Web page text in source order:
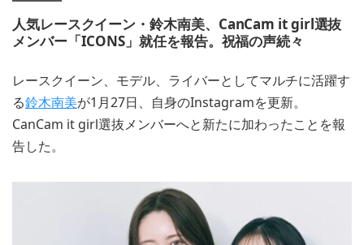
人気レースクイーン・鈴木南美、CanCam it girl選抜
メンバー「ICONS」就任を報告。祝福の声続々
レースクイーン、モデル、ライバーとしてマルチに活躍す
る鈴木南美が1月27日、自身のInstagramを更新。
CanCam it girl選抜メンバーへと新たに加わったことを報
告した。